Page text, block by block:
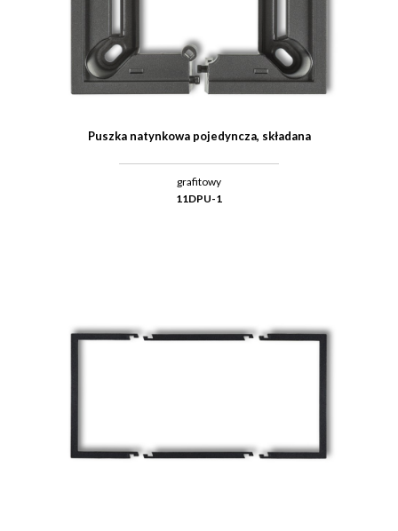
Puszka natynkowa pojedyncza, składana
grafitowy
11DPU-1